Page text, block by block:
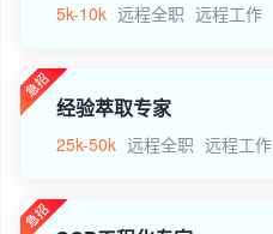
5k-10k 远程全职 远程工作
经验萃取专家
25k-50k 远程全职 远程工作